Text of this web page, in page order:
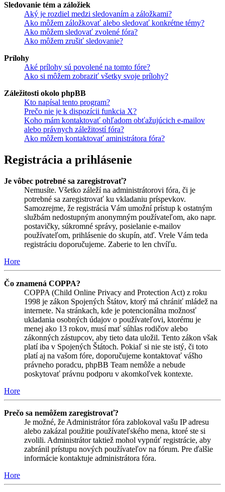
Sledovanie tém a záložiek
Aký je rozdiel medzi sledovaním a záložkami?
Ako môžem záložkovať alebo sledovať konkrétne témy?
Ako môžem sledovať zvolené fóra?
Ako môžem zrušiť sledovanie?
Prílohy
Aké prílohy sú povolené na tomto fóre?
Ako si môžem zobraziť všetky svoje prílohy?
Záležitosti okolo phpBB
Kto napísal tento program?
Prečo nie je k dispozícii funkcia X?
Koho mám kontaktovať ohľadom obťažujúcich e-mailov
alebo právnych záležitostí fóra?
Ako môžem kontaktovať aministrátora fóra?
Registrácia a prihlásenie
Je vôbec potrebné sa zaregistrovať?
Nemusíte. Všetko záleží na administrátorovi fóra, či je
potrebné sa zaregistrovať ku vkladaniu príspevkov.
Samozrejme, že registrácia Vám umožní prístup k ostatným
službám nedostupným anonymným používateľom, ako napr.
postavičky, súkromné správy, posielanie e-mailov
používateľom, prihlásenie do skupín, atď. Vrele Vám teda
registráciu doporučujeme. Zaberie to len chvíľu.
Hore
Čo znamená COPPA?
COPPA (Child Online Privacy and Protection Act) z roku
1998 je zákon Spojených Štátov, ktorý má chrániť mládež na
internete. Na stránkach, kde je potencionálna možnosť
ukladania osobných údajov o používateľovi, ktorému je
menej ako 13 rokov, musí mať súhlas rodičov alebo
zákonných zástupcov, aby tieto data uložil. Tento zákon však
platí iba v Spojených Štátoch. Pokiaľ si nie ste istý, či toto
platí aj na vašom fóre, doporučujeme kontaktovať vášho
právneho poradcu, phpBB Team nemôže a nebude
poskytovať právnu podporu v akomkoľvek kontexte.
Hore
Prečo sa nemôžem zaregistrovať?
Je možné, že Administrátor fóra zablokoval vašu IP adresu
alebo zakázal použitie používateľského mena, ktoré ste si
zvolili. Administrátor taktiež mohol vypnúť registrácie, aby
zabránil prístupu nových používateľov na fórum. Pre ďalšie
informácie kontaktuje administrátora fóra.
Hore